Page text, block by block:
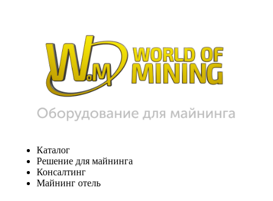
Каталог
Решение для майнинга
Консалтинг
Майнинг отель